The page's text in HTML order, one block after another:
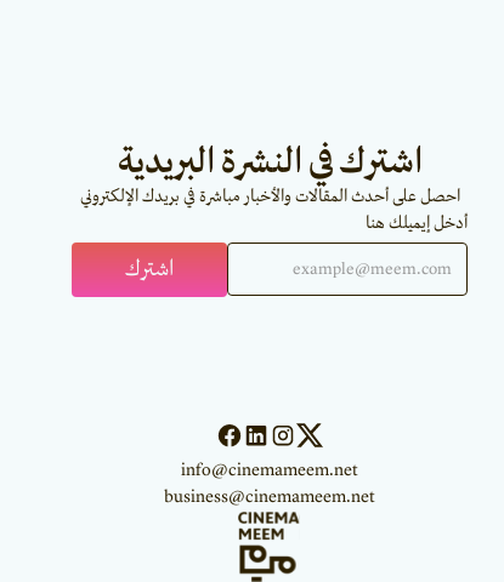
اشترك في النشرة البريدية
احصل على أحدث المقالات والأخبار مباشرة في بريدك الإلكتروني
أدخل إيميلك هنا
info@cinemameem.net
business@cinemameem.net